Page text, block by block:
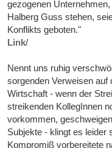
gezogenen
Halberg Guss stehen,
Konflikts geboten."
Link/
Nennt uns ruhig
sorgenden Verweisen auf
Wirtschaft - wenn der
streikenden KollegInnen
vorkommen,
Subjekte - klingt es leider
Kompromiß vorbereitete